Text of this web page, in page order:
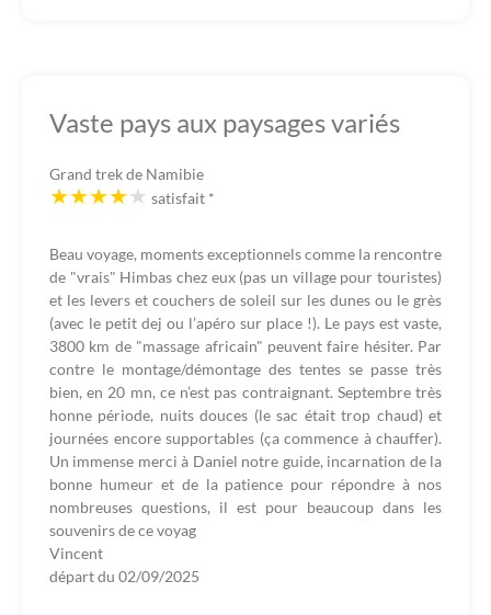
Vaste pays aux paysages variés
Grand trek de Namibie
satisfait *
Beau voyage, moments exceptionnels comme la rencontre
de "vrais" Himbas chez eux (pas un village pour touristes)
et les levers et couchers de soleil sur les dunes ou le grès
(avec le petit dej ou l’apéro sur place !). Le pays est vaste,
3800 km de "massage africain" peuvent faire hésiter. Par
contre le montage/démontage des tentes se passe très
bien, en 20 mn, ce n’est pas contraignant. Septembre très
honne période, nuits douces (le sac était trop chaud) et
journées encore supportables (ça commence à chauffer).
Un immense merci à Daniel notre guide, incarnation de la
bonne humeur et de la patience pour répondre à nos
nombreuses questions, il est pour beaucoup dans les
souvenirs de ce voyag
Vincent
départ du 02/09/2025